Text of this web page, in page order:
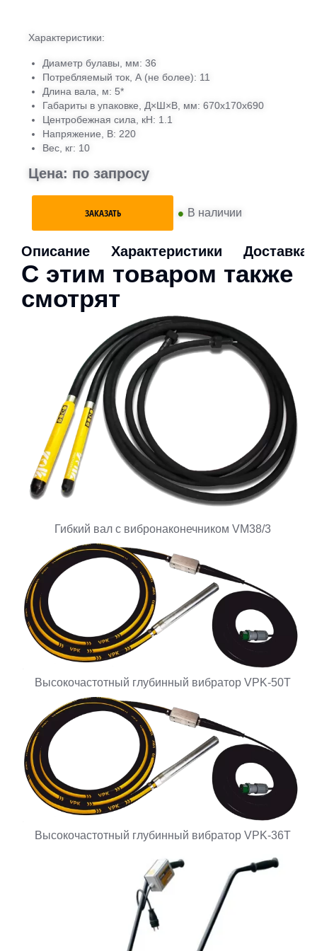
Характеристики:
Диаметр булавы, мм: 36
Потребляемый ток, А (не более): 11
Длина вала, м: 5*
Габариты в упаковке, Д×Ш×В, мм: 670х170х690
Центробежная сила, кН: 1.1
Напряжение, В: 220
Вес, кг: 10
Цена: по запросу
ЗАКАЗАТЬ • В наличии
Описание Характеристики Доставка
С этим товаром также
смотрят
Гибкий вал с вибронаконечником VM38/3
Высокочастотный глубинный вибратор VPK-50T
Высокочастотный глубинный вибратор VPK-36T